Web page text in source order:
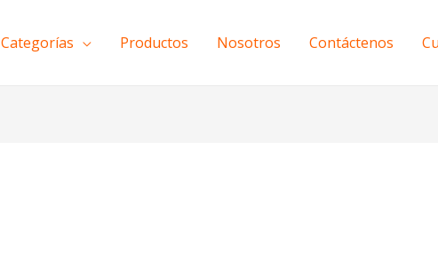
Categorías Productos Nosotros Contáctenos